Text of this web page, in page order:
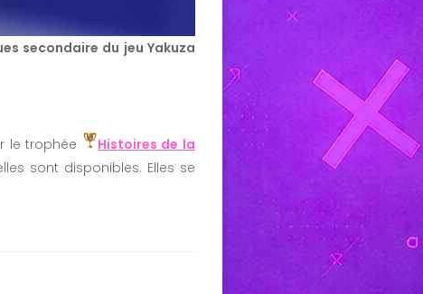
secondaire du jeu Yakuza
le trophée
Histoires de la
sont disponibles. Elles se